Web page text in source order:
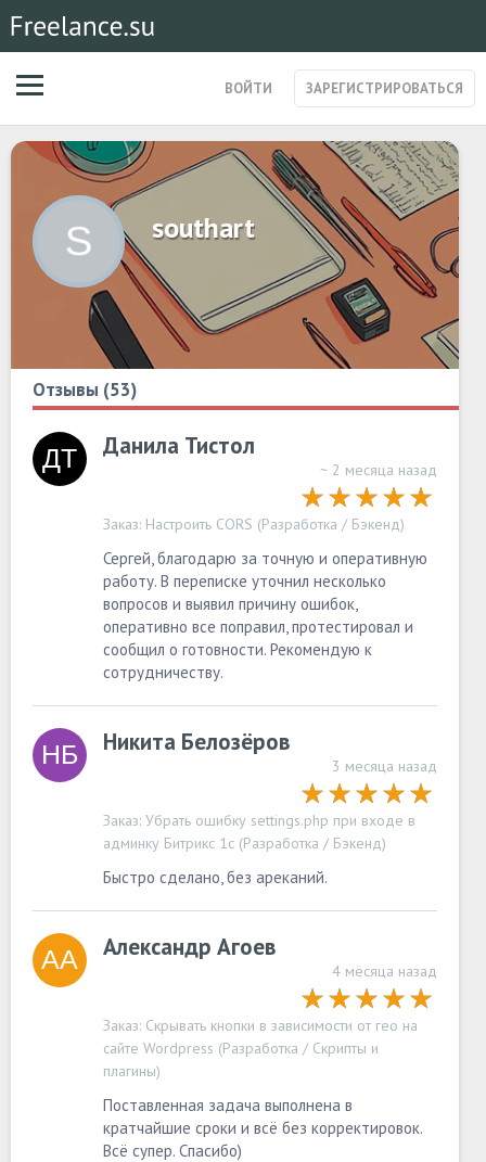
ВОЙТИ ЗАРЕГИСТРИРОВАТЬСЯ
ЗАКАЗЫ
МАГАЗИН УСЛУГ
СПЕЦИАЛИСТЫ
СТАРТАПЫ
ПОСТЫ
southart
Отзывы (53)
Данила Тистол
Заказ: Настроить CORS (Разработка / Бэкенд)
Сергей, благодарю за точную и оперативную
работу. В переписке уточнил несколько
вопросов и выявил причину ошибок,
оперативно все поправил, протестировал и
сообщил о готовности. Рекомендую к
сотрудничеству.
~ 2 месяца назад
Никита Белозёров
Заказ: Убрать ошибку settings.php при входе в
админку Битрикс 1с (Разработка / Бэкенд)
Быстро сделано, без ареканий.
3 месяца назад
Александр Агоев
Заказ: Скрывать кнопки в зависимости от гео на
сайте Wordpress (Разработка / Скрипты и
плагины)
Поставленная задача выполнена в
кратчайшие сроки и всё без корректировок.
Всё супер. Спасибо)
4 месяца назад